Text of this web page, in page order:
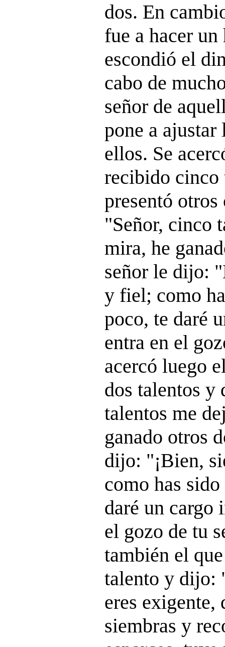
dos. En
fue a hacer
escondió el
cabo de
señor de
pone a ajustar
ellos. Se
recibido cinco
presentó
"Señor, cinco
mira, he
señor le dijo:
y fiel; como
poco, te daré
entra en el
acercó luego
dos talentos y
talentos me
ganado otros
dijo: "¡Bien,
como has
daré un cargo
el gozo de tu
también el
talento y dijo:
eres exigente,
siembras y